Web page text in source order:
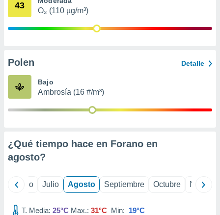
publicidad
de
1199
43
O₃ (110 µg/m³)
Polen Detalle
Bajo
Ambrosía (16 #/m³)
¿Qué tiempo hace en Forano en
agosto?
Junio Julio Agosto Septiembre Octubre
T. Media: 25°C Max.: 31°C Min: 19°C